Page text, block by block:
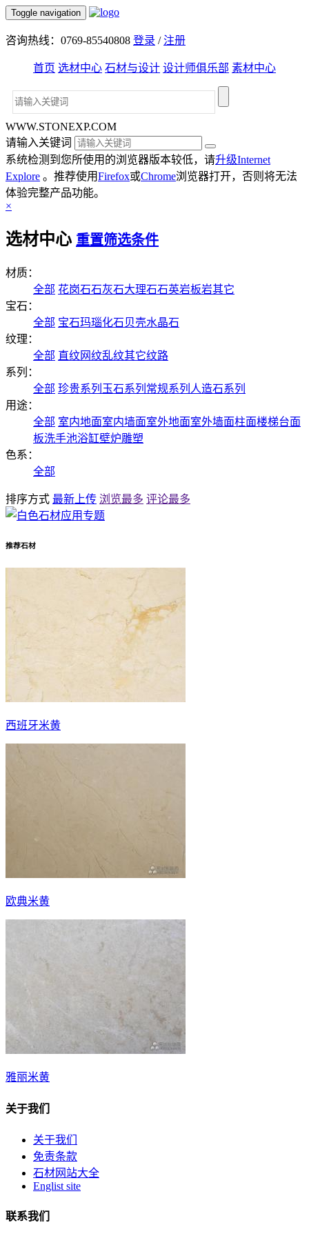
Toggle navigation
咨询热线：0769-85540808 登录 /注册
首页 选材中心 石材与设计 设计师俱乐部 素材中心
WWW.STONEXP.COM
请输入关键词
系统检测到您所使用的浏览器版本较低，请升级Internet
Explore 。推荐使用Firefox或Chrome浏览器打开，否则将无法
体验完整产品功能。
×
选材中心 重置筛选条件
材质：
全部 花岗石石灰石大理石石英岩板岩其它
宝石：
全部 宝石玛瑙化石贝壳水晶石
纹理：
全部 直纹网纹乱纹其它纹路
系列：
全部 珍贵系列 玉石系列 常规系列 人造石系列
用途：
全部 室内地面室内墙面室外地面室外墙面柱面楼梯台面
板洗手池浴缸壁炉雕塑
色系：
全部
排序方式 最新上传 浏览最多 评论最多
推荐石材
西班牙米黄
欧典米黄
雅丽米黄
关于我们
关于我们
免责条款
石材网站大全
Englist site
联系我们